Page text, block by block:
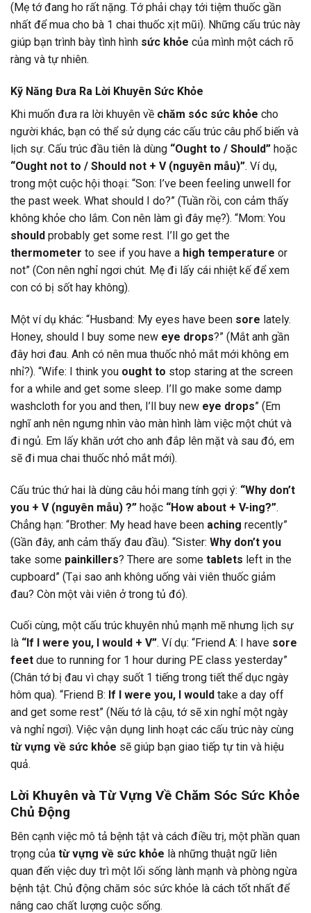
(Mẹ tớ đang ho rất nặng. Tớ phải chạy tới tiệm thuốc gần
nhất để mua cho bà 1 chai thuốc xịt mũi). Những cấu trúc này
giúp bạn trình bày tình hình sức khỏe của mình một cách rõ
ràng và tự nhiên.
Kỹ Năng Đưa Ra Lời Khuyên Sức Khỏe
Khi muốn đưa ra lời khuyên về chăm sóc sức khỏe cho
người khác, bạn có thể sử dụng các cấu trúc câu phổ biến và
lịch sự. Cấu trúc đầu tiên là dùng “Ought to / Should” hoặc
“Ought not to / Should not + V (nguyên mẫu)”. Ví dụ,
trong một cuộc hội thoại: “Son: I’ve been feeling unwell for
the past week. What should I do?” (Tuần rồi, con cảm thấy
không khỏe cho lắm. Con nên làm gì đây mẹ?). “Mom: You
should probably get some rest. I’ll go get the
thermometer to see if you have a high temperature or
not” (Con nên nghỉ ngơi chút. Mẹ đi lấy cái nhiệt kế để xem
con có bị sốt hay không).
Một ví dụ khác: “Husband: My eyes have been sore lately.
Honey, should I buy some new eye drops?” (Mắt anh gần
đây hơi đau. Anh có nên mua thuốc nhỏ mắt mới không em
nhỉ?). “Wife: I think you ought to stop staring at the screen
for a while and get some sleep. I’ll go make some damp
washcloth for you and then, I’ll buy new eye drops” (Em
nghĩ anh nên ngưng nhìn vào màn hình làm việc một chút và
đi ngủ. Em lấy khăn ướt cho anh đắp lên mặt và sau đó, em
sẽ đi mua chai thuốc nhỏ mắt mới).
Cấu trúc thứ hai là dùng câu hỏi mang tính gợi ý: “Why don’t
you + V (nguyên mẫu) ?” hoặc “How about + V-ing?”.
Chẳng hạn: “Brother: My head have been aching recently”
(Gần đây, anh cảm thấy đau đầu). “Sister: Why don’t you
take some painkillers? There are some tablets left in the
cupboard” (Tại sao anh không uống vài viên thuốc giảm
đau? Còn một vài viên ở trong tủ đó).
Cuối cùng, một cấu trúc khuyên nhủ mạnh mẽ nhưng lịch sự
là “If I were you, I would + V”. Ví dụ: “Friend A: I have sore
feet due to running for 1 hour during PE class yesterday”
(Chân tớ bị đau vì chạy suốt 1 tiếng trong tiết thể dục ngày
hôm qua). “Friend B: If I were you, I would take a day off
and get some rest” (Nếu tớ là cậu, tớ sẽ xin nghỉ một ngày
và nghỉ ngơi). Việc vận dụng linh hoạt các cấu trúc này cùng
từ vựng về sức khỏe sẽ giúp bạn giao tiếp tự tin và hiệu
quả.
Lời Khuyên và Từ Vựng Về Chăm Sóc Sức Khỏe
Chủ Động
Bên cạnh việc mô tả bệnh tật và cách điều trị, một phần quan
trọng của từ vựng về sức khỏe là những thuật ngữ liên
quan đến việc duy trì một lối sống lành mạnh và phòng ngừa
bệnh tật. Chủ động chăm sóc sức khỏe là cách tốt nhất để
nâng cao chất lượng cuộc sống.